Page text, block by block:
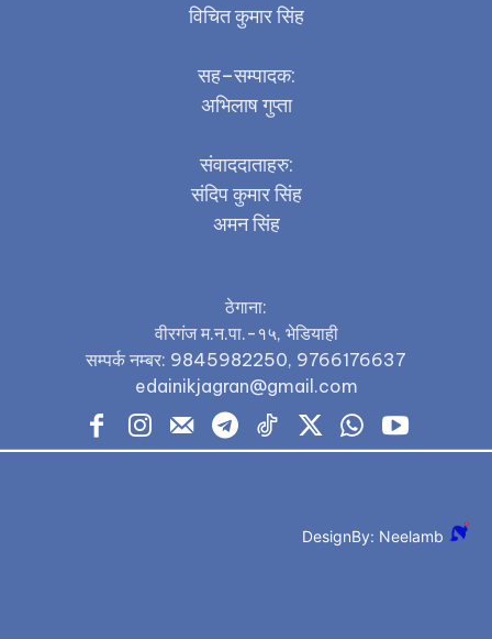
विचित कुमार सिंह
सह–सम्पादक:
अभिलाष गुप्ता
संवाददाताहरु:
संदिप कुमार सिंह
अमन सिंह
ठेगाना:
वीरगंज म.न.पा.-१५, भेडियाही
सम्पर्क नम्बर: 9845982250, 9766176637
edainikjagran@gmail.com
DesignBy: Neelamb